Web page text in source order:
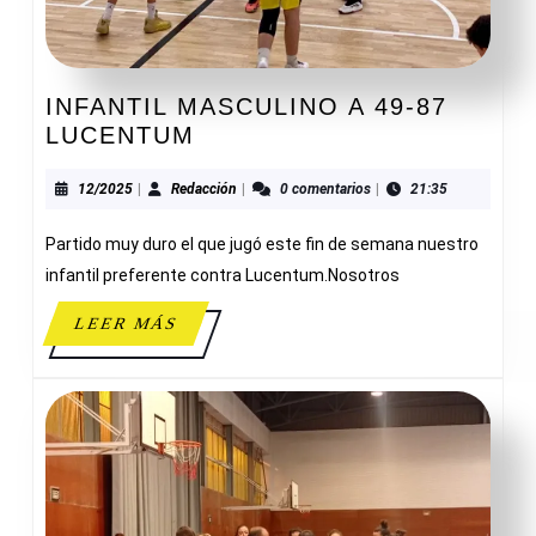
INFANTIL MASCULINO A 49-87
LUCENTUM
A
87
LUCENTUM
12/202512/2025Redacción Redacción0 comentarios 21:35
Partido muy duro el que jugó este fin de semana nuestro
infantil preferente contra Lucentum.Nosotros
LEER MÁSLEER
MÁS